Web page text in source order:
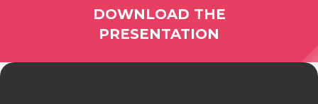
DOWNLOAD THE
PRESENTATION